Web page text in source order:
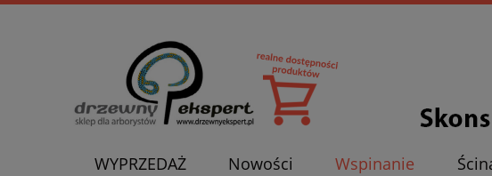
WYPRZEDAŻ Nowości Wspinanie